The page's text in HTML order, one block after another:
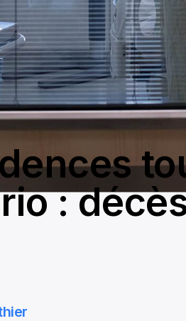
: